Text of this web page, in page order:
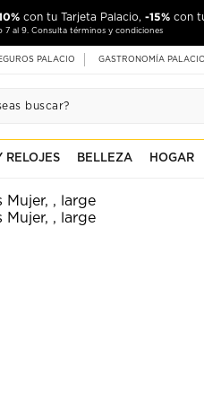
con tu Tarjeta Palacio, -15% con
7 al 9. Consulta términos y condiciones
PALACIO GASTRONOMÍA PALACIO
RELOJES BELLEZA HOGAR